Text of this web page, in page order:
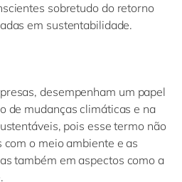
sobretudo do retorno
em sustentabilidade.
desempenham um papel
de mudanças climáticas e na
pois esse termo não
o meio ambiente e as
também em aspectos como a